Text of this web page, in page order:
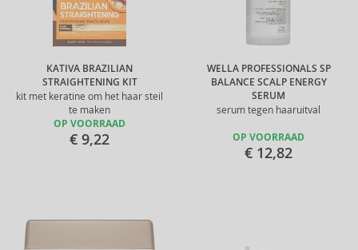
KATIVA BRAZILIAN
STRAIGHTENING KIT
kit met keratine om het haar steil
te maken
OP VOORRAAD
€ 9,22
WELLA PROFESSIONALS SP
BALANCE SCALP ENERGY
SERUM
serum tegen haaruitval
OP VOORRAAD
€ 12,82